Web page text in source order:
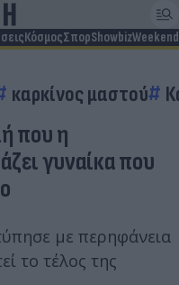
ΚόσμοςΣπορShowbizWeekend
καρκίνος μαστού
που η
γυναίκα που
με περηφάνεια
το τέλος της